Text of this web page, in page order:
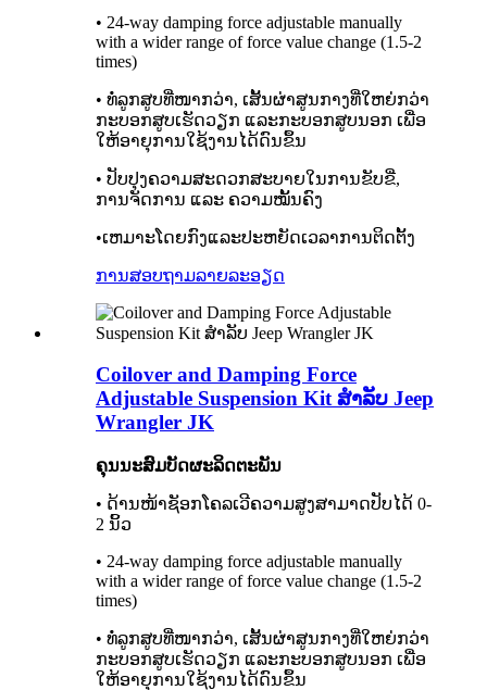
• 24-way damping force adjustable manually
with a wider range of force value change (1.5-2
times)
• ທໍ່ລູກສູບທີ່ໜາກວ່າ, ເສັ້ນຜ່າສູນກາງທີ່ໃຫຍ່ກວ່າ
ກະບອກສູບເຮັດວຽກ ແລະກະບອກສູບນອກ ເພື່ອ
ໃຫ້ອາຍຸການໃຊ້ງານໄດ້ດົນຂຶ້ນ
• ປັບປຸງຄວາມສະດວກສະບາຍໃນການຂັບຂີ່,
ການຈັດການ ແລະ ຄວາມໝັ້ນຄົງ
•ເຫມາະໂດຍກົງແລະປະຫຍັດເວລາການຕິດຕັ້ງ
ການສອບຖາມລາຍລະອຽດ
Coilover and Damping Force
Adjustable Suspension Kit ສໍາລັບ Jeep
Wrangler JK
ຄຸນນະສົມບັດຜະລິດຕະພັນ
• ດ້ານໜ້າຊັອກໂຄລເວີຄວາມສູງສາມາດປັບໄດ້ 0-
2 ນິ້ວ
• 24-way damping force adjustable manually
with a wider range of force value change (1.5-2
times)
• ທໍ່ລູກສູບທີ່ໜາກວ່າ, ເສັ້ນຜ່າສູນກາງທີ່ໃຫຍ່ກວ່າ
ກະບອກສູບເຮັດວຽກ ແລະກະບອກສູບນອກ ເພື່ອ
ໃຫ້ອາຍຸການໃຊ້ງານໄດ້ດົນຂຶ້ນ